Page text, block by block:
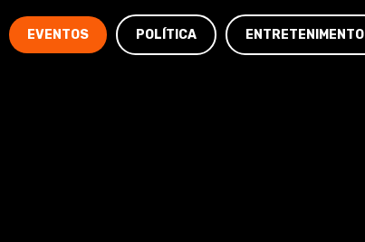
EVENTOS POLÍTICA ENTRETENIMENTO